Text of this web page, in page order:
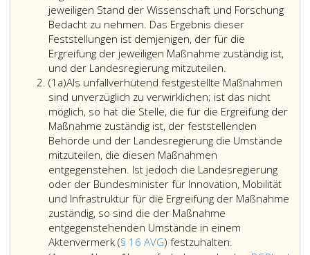
jeweiligen Stand der Wissenschaft und Forschung
Bedacht zu nehmen. Das Ergebnis dieser
Feststellungen ist demjenigen, der für die
Ergreifung der jeweiligen Maßnahme zuständig ist,
und der Landesregierung mitzuteilen.
(1a)Absatz
eins
a,
Als unfallverhütend festgestellte Maßnahmen
sind unverzüglich zu verwirklichen; ist das nicht
möglich, so hat die Stelle, die für die Ergreifung der
Maßnahme zuständig ist, der feststellenden
Behörde und der Landesregierung die Umstände
mitzuteilen, die diesen Maßnahmen
entgegenstehen. Ist jedoch die Landesregierung
oder der Bundesminister für Innovation, Mobilität
und Infrastruktur für die Ergreifung der Maßnahme
zuständig, so sind die der Maßnahme
entgegenstehenden Umstände in einem
Aktenvermerk (§ 16 AVG) festzuhalten.